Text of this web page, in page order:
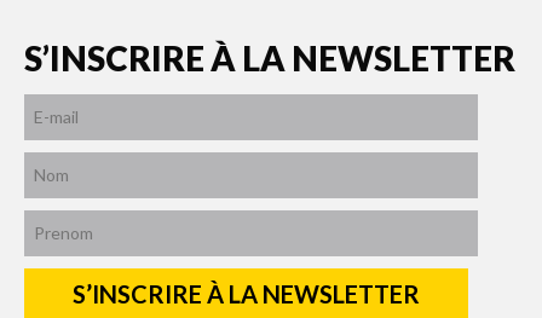
S’INSCRIRE À LA NEWSLETTER